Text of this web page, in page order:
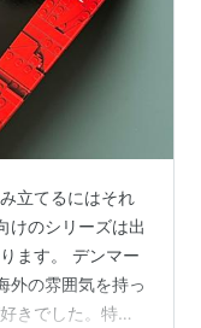
立てるにはそれ
けのシリーズは出
ます。 デンマー
外の雰囲気を持っ
きでした。特に